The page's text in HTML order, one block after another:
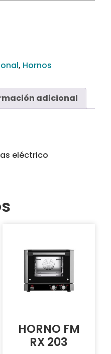
, Hornos
adicional
eléctrico
HORNO FM
RX 203